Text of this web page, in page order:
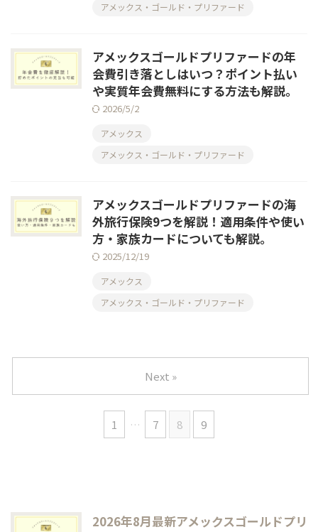
アメックス・ゴールド・プリファード
アメックスゴールドプリファードの年
会費引き落としはいつ？ポイント払い
や実質年会費無料にする方法も解説。
2026/5/2
アメックス
アメックス・ゴールド・プリファード
アメックスゴールドプリファードの海
外旅行保険9つを解説！適用条件や使い
方・家族カードについても解説。
2025/12/19
アメックス
アメックス・ゴールド・プリファード
1 … 7 8 9
Next »
2026年8月最新アメックスゴールドプリ